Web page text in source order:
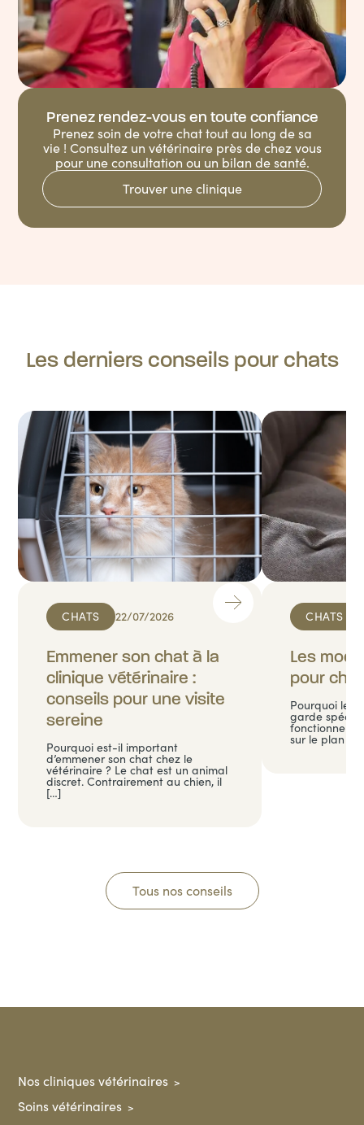
Prenez rendez-vous en toute confiance
Prenez soin de votre chat tout au long de sa
vie ! Consultez un vétérinaire près de chez vous
pour une consultation ou un bilan de santé.
Trouver une clinique
Les derniers conseils pour chats
CHATS 22/07/2026
Emmener son chat à la
clinique vétérinaire :
conseils pour une visite
sereine
Pourquoi est-il important
d’emmener son chat chez le
vétérinaire ? Le chat est un animal
discret. Contrairement au chien, il
[…]
CHATS
Les
pour
Pourquoi le
garde
fonctionne
sur le plan
Tous nos conseils
Nos cliniques vétérinaires
Soins vétérinaires